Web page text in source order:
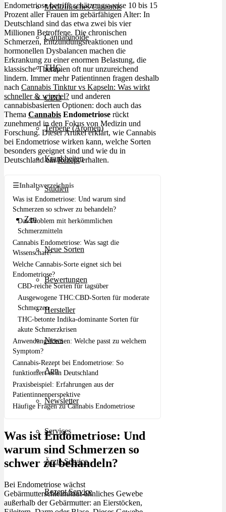
Medizinisches Cannabis
Cannabinoide
THC
CBD
Terpene (Aromen)
Krankheiten
Studien
Zen
Neue Sorten
Bewertungen
Hersteller
News
App
Newsletter
Services
Ärzte Service
Rezept Service
Endometriose betrifft schätzungsweise 10 bis 15
Prozent aller Frauen im gebärfähigen Alter: In
Deutschland sind das etwa zwei bis vier
Millionen Betroffene. Die chronischen
Schmerzen, Entzündungsreaktionen und
hormonellen Dysbalancen machen die
Erkrankung zu einer enormen Belastung, die
klassische Therapien oft nur unzureichend
lindern. Immer mehr Patientinnen fragen deshalb
nach Cannabis Tinktur vs Kapseln: Was wirkt
schneller & wieviel? und anderen
cannabisbasierten Optionen: doch auch das
Thema Cannabis Endometriose rückt
zunehmend in den Fokus von Medizin und
Forschung. Dieser Artikel erklärt, wie Cannabis
bei Endometriose wirken kann, welche Sorten
besonders geeignet sind und wie du in
Deutschland einRezepterhalten.
☰Inhaltsverzeichnis
Was ist Endometriose: Und warum sind
Schmerzen so schwer zu behandeln?
Das Problem mit herkömmlichen
Schmerzmitteln
Cannabis Endometriose: Was sagt die
Wissenschaft?
Welche Cannabis-Sorte eignet sich bei
Endometriose?
CBD-reiche Sorten für tagsüber
Ausgewogene THC:CBD-Sorten für moderate
Schmerzen
THC-betonte Indika-dominante Sorten für
akute Schmerzkrisen
Anwendungsformen: Welche passt zu welchem
Symptom?
Cannabis-Rezept bei Endometriose: So
funktioniert es in Deutschland
Praxisbeispiel: Erfahrungen aus der
Patientinnenperspektive
Häufige Fragen zu Cannabis Endometriose
Was ist Endometriose: Und
warum sind Schmerzen so
schwer zu behandeln?
Bei Endometriose wächst
Gebärmutterschleimhaut-ähnliches Gewebe
außerhalb der Gebärmutter: an Eierstöcken,